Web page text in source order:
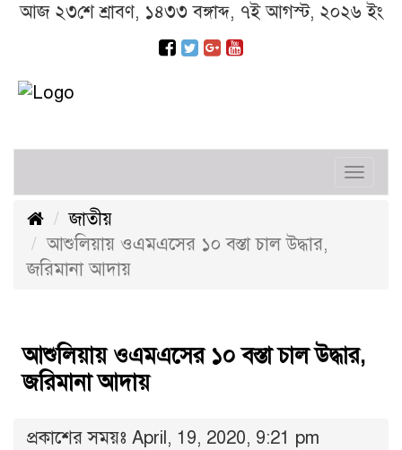
আজ ২৩শে শ্রাবণ, ১৪৩৩ বঙ্গাব্দ, ৭ই আগস্ট, ২০২৬ ইং
জাতীয়
আশুলিয়ায় ওএমএসের ১০ বস্তা চাল উদ্ধার,
জরিমানা আদায়
আশুলিয়ায় ওএমএসের ১০ বস্তা চাল উদ্ধার,
জরিমানা আদায়
প্রকাশের সময়ঃ April, 19, 2020, 9:21 pm